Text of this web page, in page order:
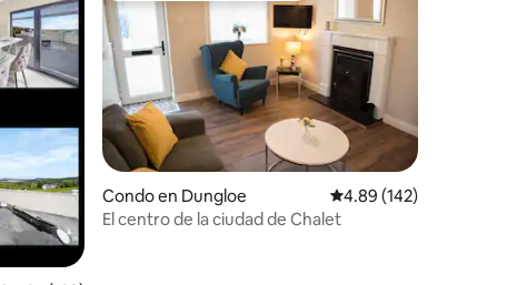
Condo en Dungloe Calificación promedio:
4.89 (142)
El centro de la ciudad de Chalet